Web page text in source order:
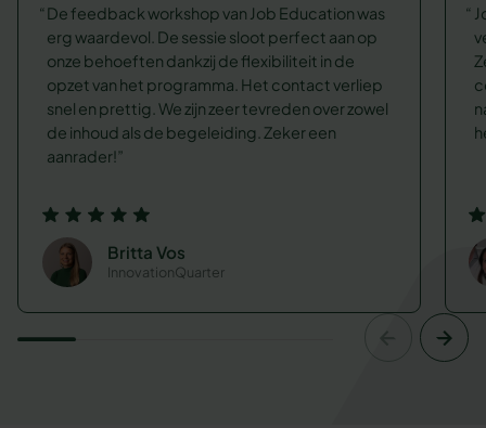
De feedback workshop van Job Education was
erg waardevol. De sessie sloot perfect aan op
onze behoeften dankzij de flexibiliteit in de
opzet van het programma. Het contact verliep
snel en prettig. We zijn zeer tevreden over zowel
de inhoud als de begeleiding. Zeker een
aanrader!
Britta Vos
InnovationQuarter